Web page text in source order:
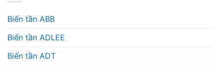
Biến tần ABB
Biến tần ADLEE
Biến tần ADT